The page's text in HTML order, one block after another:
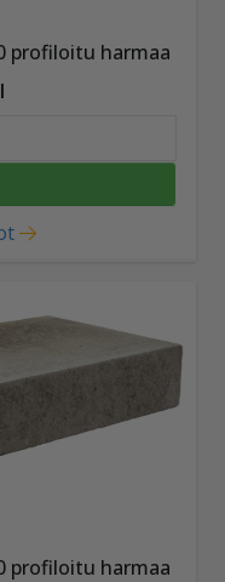
profiloitu harmaa
profiloitu harmaa